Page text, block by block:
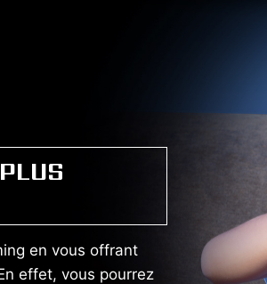
en vous offrant
effet, vous pourrez